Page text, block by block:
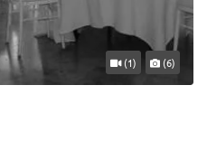
(1) (6)